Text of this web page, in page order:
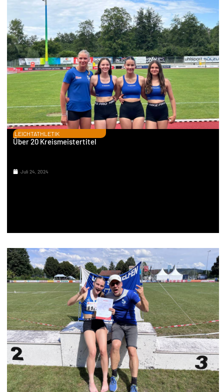
LEICHTATHLETIK
Über 20 Kreismeistertitel
Juli 24, 2024